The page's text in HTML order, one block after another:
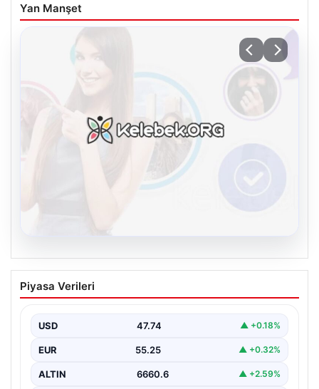
Yan Manşet
Kelebek sohbet platformu İle Dijital
İletişimin Güvenli Adresi Ve Chat
İnternet çağında bireylerin seviyeli bir biçimde iletişim
birçok…
Piyasa Verileri
USD 47.74 ▲ +0.18%
EUR 55.25 ▲ +0.32%
ALTIN 6660.6 ▲ +2.59%